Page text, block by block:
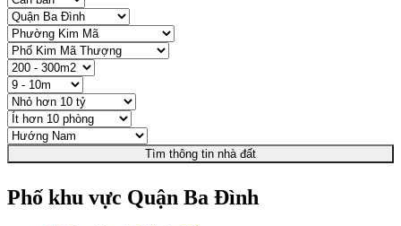
Tìm thông tin nhà đất
Phố khu vực Quận Ba Đình